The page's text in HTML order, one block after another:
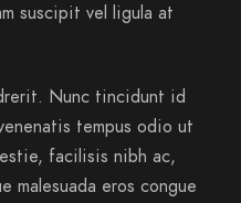
suscipit vel ligula at
Nunc tincidunt id
tempus odio ut
facilisis nibh ac,
malesuada eros congue